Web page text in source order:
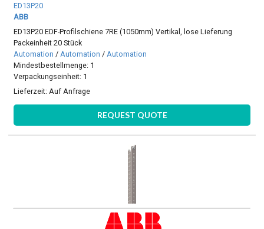
ED13P20
ABB
ED13P20 EDF-Profilschiene 7RE (1050mm) Vertikal, lose Lieferung
Packeinheit 20 Stück
Automation / Automation / Automation
Mindestbestellmenge: 1
Verpackungseinheit: 1
Lieferzeit:Auf Anfrage
REQUEST QUOTE